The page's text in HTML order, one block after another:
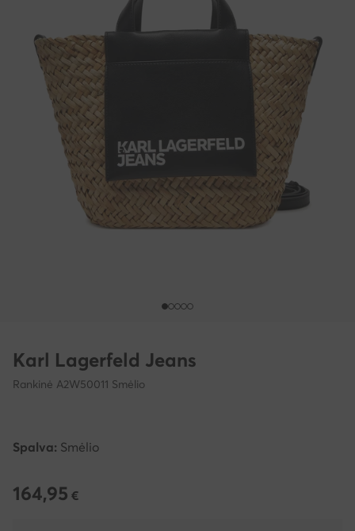
Karl Lagerfeld Jeans
Rankinė A2W50011 Smėlio
Spalva: Smėlio
164,95 €
164,95 €